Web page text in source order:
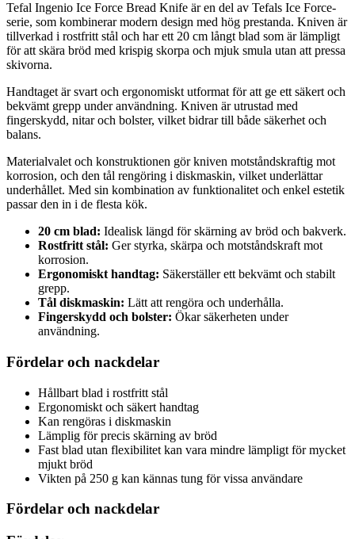
Tefal Ingenio Ice Force Bread Knife är en del av Tefals Ice Force-
serie, som kombinerar modern design med hög prestanda. Kniven är
tillverkad i rostfritt stål och har ett 20 cm långt blad som är lämpligt
för att skära bröd med krispig skorpa och mjuk smula utan att pressa
skivorna.
Handtaget är svart och ergonomiskt utformat för att ge ett säkert och
bekvämt grepp under användning. Kniven är utrustad med
fingerskydd, nitar och bolster, vilket bidrar till både säkerhet och
balans.
Materialvalet och konstruktionen gör kniven motståndskraftig mot
korrosion, och den tål rengöring i diskmaskin, vilket underlättar
underhållet. Med sin kombination av funktionalitet och enkel estetik
passar den in i de flesta kök.
20 cm blad: Idealisk längd för skärning av bröd och bakverk.
Rostfritt stål: Ger styrka, skärpa och motståndskraft mot
korrosion.
Ergonomiskt handtag: Säkerställer ett bekvämt och stabilt
grepp.
Tål diskmaskin: Lätt att rengöra och underhålla.
Fingerskydd och bolster: Ökar säkerheten under
användning.
Fördelar och nackdelar
Hållbart blad i rostfritt stål
Ergonomiskt och säkert handtag
Kan rengöras i diskmaskin
Lämplig för precis skärning av bröd
Fast blad utan flexibilitet kan vara mindre lämpligt för mycket
mjukt bröd
Vikten på 250 g kan kännas tung för vissa användare
Fördelar och nackdelar